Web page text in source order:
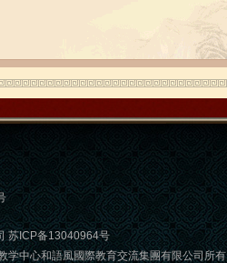
苏ICP备13040964号
学中心和語風國際教育交流集團有限公司所有